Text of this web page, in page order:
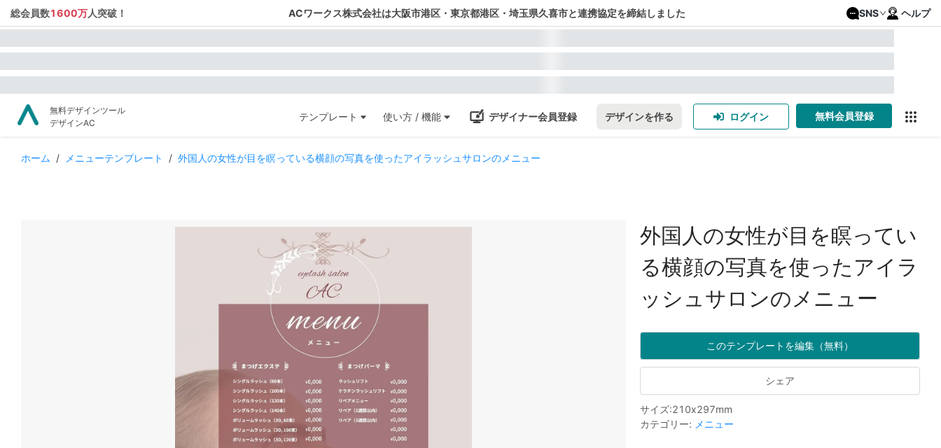
総会員数1600万人突破！ ACワークス株式会社は大阪市港区・東京都港区・埼玉県久喜市と連携協定を締結しました SNS ヘルプ
無料デザインツール
デザインAC
テンプレート 使い方 / 機能 デザイナー会員登録 デザインを作る ログイン 無料会員登録
ホーム / メニューテンプレート / 外国人の女性が目を瞑っている横顔の写真を使ったアイラッシュサロンのメニュー
外国人の女性が目を瞑ってい
る横顔の写真を使ったアイラ
ッシュサロンのメニュー
このテンプレートを編集（無料）
シェア
サイズ:210x297mm
カテゴリー: メニュー